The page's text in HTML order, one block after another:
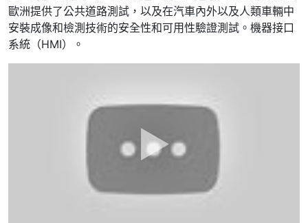
歐洲提供了公共道路測試，以及在汽車內外以及人類車輛中
安裝成像和檢測技術的安全性和可用性驗證測試。機器接口
系統（HMI）。